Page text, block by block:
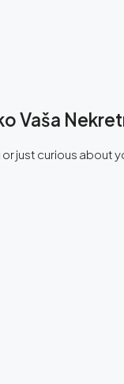
Vaša
or just curious about